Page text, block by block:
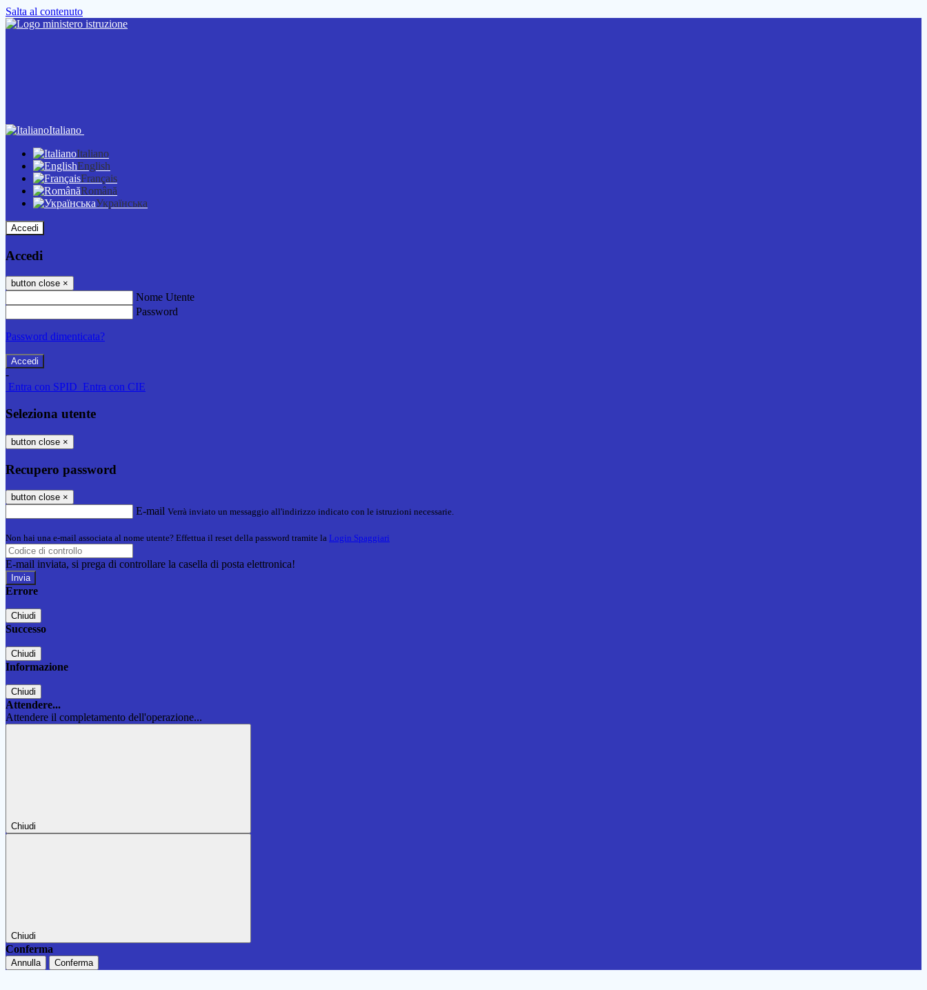
Salta al contenuto
Italiano
Italiano
English
Français
Română
Українська
Accedi
Accedi
button close ×
Nome Utente
Password
Password dimenticata?
-
Entra con SPID Entra con CIE
Seleziona utente
button close ×
Recupero password
button close ×
E-mail Verrà inviato un messaggio all'indirizzo indicato con le istruzioni necessarie.
Non hai una e-mail associata al nome utente? Effettua il reset della password tramite la Login Spaggiari
E-mail inviata, si prega di controllare la casella di posta elettronica!
Errore
Chiudi
Successo
Chiudi
Informazione
Chiudi
Attendere...
Attendere il completamento dell'operazione...
Chiudi
Chiudi
Conferma
Annulla Conferma